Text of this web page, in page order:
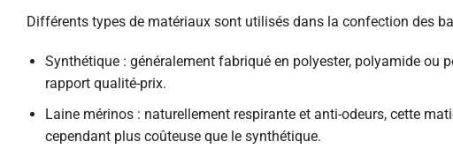
Différents types de matériaux sont utilisés dans la confection des
Synthétique : généralement fabriqué en polyester, polyamide ou
rapport qualité-prix.
Laine mérinos : naturellement respirante et anti-odeurs, cette
cependant plus coûteuse que le synthétique.